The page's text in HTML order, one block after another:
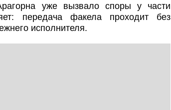
уже вызвало споры у части
передача факела проходит без
исполнителя.